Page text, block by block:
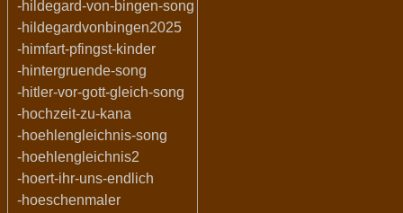
-hildegard-von-bingen-song
-hildegardvonbingen2025
-himfart-pfingst-kinder
-hintergruende-song
-hitler-vor-gott-gleich-song
-hochzeit-zu-kana
-hoehlengleichnis-song
-hoehlengleichnis2
-hoert-ihr-uns-endlich
-hoeschenmaler